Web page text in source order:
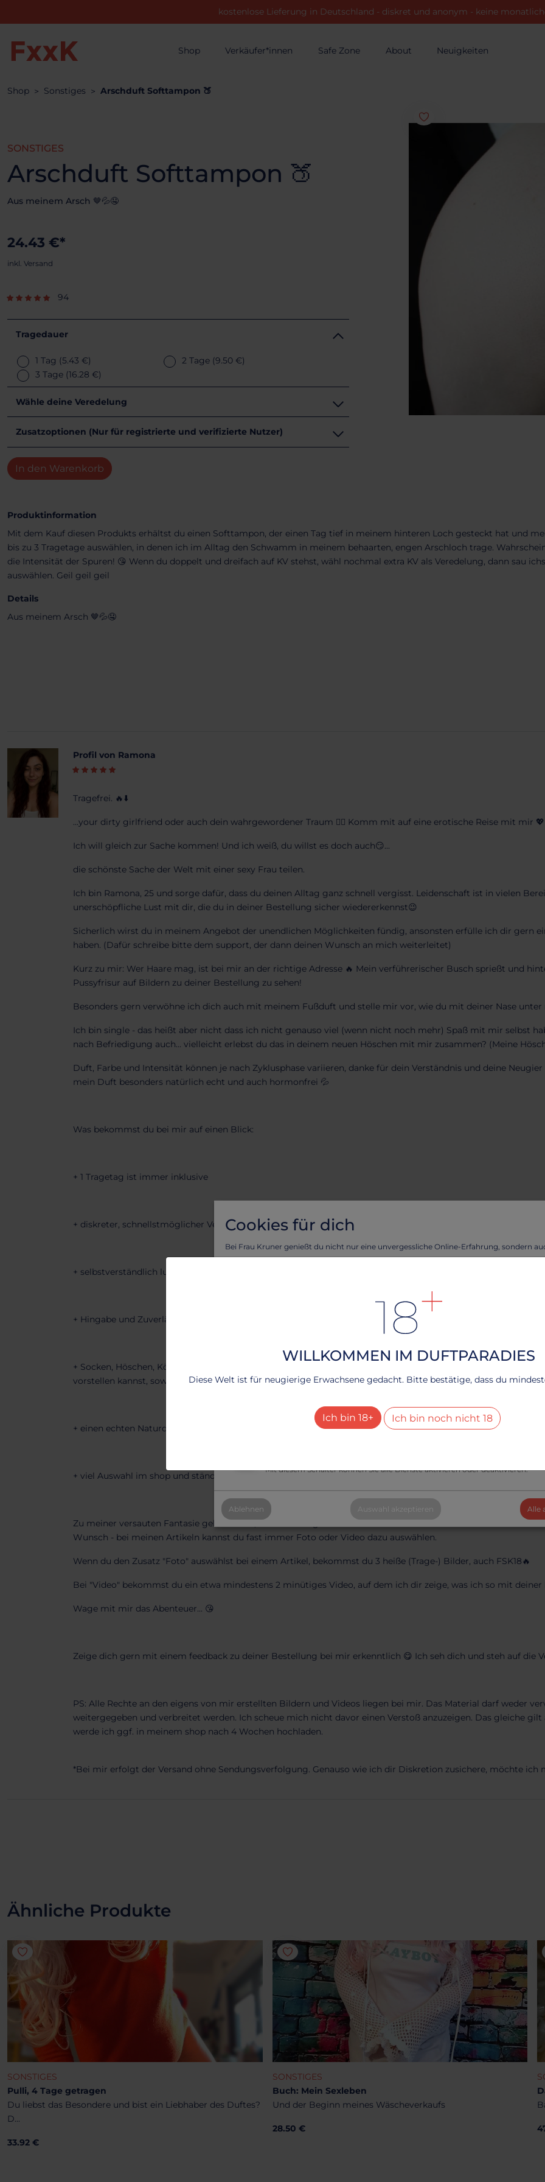
kostenlose Lieferung in Deutschland - diskret und anonym - keine
Shop Verkäufer*innen Safe Zone About Neuigkeiten
WILLKOMMEN IM DUFTPARADIES
Diese Welt ist für neugierige Erwachsene gedacht. Bitte bestätige, dass du
Ich bin 18+ Ich bin noch nicht 18
Shop Sonstiges Arschduft Softtampon 🍑
SONSTIGES
Arschduft Softtampon 🍑
Aus meinem Arsch 🤎💦🤤
24.43 €*
inkl. Versand
94
Tragedauer
1 Tag (5.43 €) 2 Tage (9.50 €)
3 Tage (16.28 €)
Wähle deine Veredelung
Zusatzoptionen (Nur für registrierte und verifizierte Nutzer)
In den Warenkorb
Produktinformation
Mit dem Kauf diesen Produkts erhältst du einen Softtampon, der einen Tag tief in meinem hinteren Loch gesteckt hat und
bis zu 3 Tragetage auswählen, in denen ich im Alltag den Schwamm in meinem behaarten, engen Arschloch trage.
die Intensität der Spuren! 😘 Wenn du doppelt und dreifach auf KV stehst, wähl nochmal extra KV als Veredelung, dann sau
auswählen. Geil geil geil
Details
Aus meinem Arsch 🤎💦🤤
Profil von Ramona
Tragefrei. 🔥⬇️
...your dirty girlfriend oder auch dein wahrgewordener Traum ❤️‍🔥 Komm mit auf eine erotische Reise mit mir 💖
Ich will gleich zur Sache kommen! Und ich weiß, du willst es doch auch😏...
die schönste Sache der Welt mit einer sexy Frau teilen.
Ich bin Ramona, 25 und sorge dafür, dass du deinen Alltag ganz schnell vergisst. Leidenschaft ist in vielen
unerschöpfliche Lust mit dir, die du in deiner Bestellung sicher wiedererkennst😉
Sicherlich wirst du in meinem Angebot der unendlichen Möglichkeiten fündig, ansonsten erfülle ich dir gern
haben. (Dafür schreibe bitte dem support, der dann deinen Wunsch an mich weiterleitet)
Kurz zu mir: Wer Haare mag, ist bei mir an der richtige Adresse 🔥 Mein verführerischer Busch sprießt und
Pussyfrisur auf Bildern zu deiner Bestellung zu sehen!
Besonders gern verwöhne ich dich auch mit meinem Fußduft und stelle mir vor, wie du mit deiner Nase unter
Ich bin single - das heißt aber nicht dass ich nicht genauso viel (wenn nicht noch mehr) Spaß mit mir selbst
nach Befriedigung auch... vielleicht erlebst du das in deinem neuen Höschen mit mir zusammen? (Meine
Duft, Farbe und Intensität können je nach Zyklusphase variieren, danke für dein Verständnis und deine
mein Duft besonders natürlich echt und auch hormonfrei 💦
Was bekommst du bei mir auf einen Blick:
+ 1 Tragetag ist immer inklusive
+ diskreter, schnellstmöglicher Versand*
+ selbstverständlich luftdicht verpackte Artikel
+ Hingabe und Zuverlässigkeit
+ Socken, Höschen, Körperflüssigkeiten, Oberteile, Pussyhaare, Toys, meine Spucke als Gleitmittel und alles
vorstellen kannst, sowie kreative Zusatzartikel, wie laminierte Wichsvorlagen, Anweisungen und Briefe
+ einen echten Naturduft ohne Hormone
+ viel Auswahl im shop und ständig neue Artikel
Zu meiner versauten Fantasie gehört auch, dass ich mir gern bei meinen "Schandtaten" zuschauen lasse. Ob
Wunsch - bei meinen Artikeln kannst du fast immer Foto oder Video dazu auswählen.
Wenn du den Zusatz "Foto" auswählst bei einem Artikel, bekommst du 3 heiße (Trage-) Bilder, auch FSK18🔥
Bei "Video" bekommst du ein etwa mindestens 2 minütiges Video, auf dem ich dir zeige, was ich so mit deiner
Wage mit mir das Abenteuer... 😘
Zeige dich gern mit einem feedback zu deiner Bestellung bei mir erkenntlich 😋 Ich seh dich und steh auf die
PS: Alle Rechte an den eigens von mir erstellten Bildern und Videos liegen bei mir. Das Material darf weder
weitergegeben und verbreitet werden. Ich scheue mich nicht davor einen Verstoß anzuzeigen. Das gleiche
werde ich ggf. in meinem shop nach 4 Wochen hochladen.
*Bei mir erfolgt der Versand ohne Sendungsverfolgung. Genauso wie ich dir Diskretion zusichere, möchte ich
Ähnliche Produkte
SONSTIGES
Pulli, 4 Tage getragen
Du liebst das Besondere und bist ein Liebhaber des Duftes?
D...
33.92 €
SONSTIGES
Buch: Mein Sexleben
Und der Beginn meines Wäscheverkaufs
28.50 €
Cookies für dich
Bei Frau Kruner genießt du nicht nur eine unvergessliche Online-Erfahrung, sondern
Lass dich von Frau Kruner verwöhnen und erlebe das Beste aus beiden Welten - eine
benutzerfreundliche Webseite durch köstliche Cookies!
Datenschutzerklärung
Besucher-Statistiken
Mit diesem Schalter können Sie alle Dienste aktivieren oder deaktivieren.
Ablehnen Auswahl akzeptieren Alle